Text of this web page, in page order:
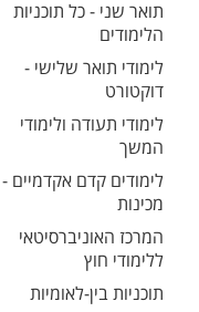
תואר שני - כל תוכניות
הלימודים
לימודי תואר שלישי -
דוקטורט
לימודי תעודה ולימודי
המשך
לימודים קדם אקדמיים -
מכינות
המרכז האוניברסיטאי
ללימודי חוץ
תוכניות בין-לאומיות